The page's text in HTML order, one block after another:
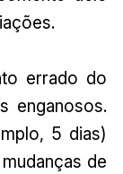
errado do
enganosos.
5 dias)
de